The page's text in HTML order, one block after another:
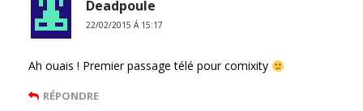
Deadpoule
22/02/2015 Á 15:17
Ah ouais ! Premier passage télé pour comixity
RÉPONDRE